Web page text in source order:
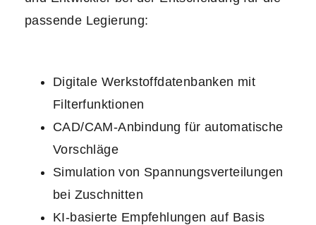
passende Legierung:
Digitale Werkstoffdatenbanken mit
Filterfunktionen
CAD/CAM-Anbindung für automatische
Vorschläge
Simulation von Spannungsverteilungen
bei Zuschnitten
KI-basierte Empfehlungen auf Basis